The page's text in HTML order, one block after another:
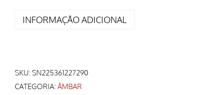
INFORMAÇÃO ADICIONAL
SKU: SN225361227290
CATEGORIA: ÂMBAR